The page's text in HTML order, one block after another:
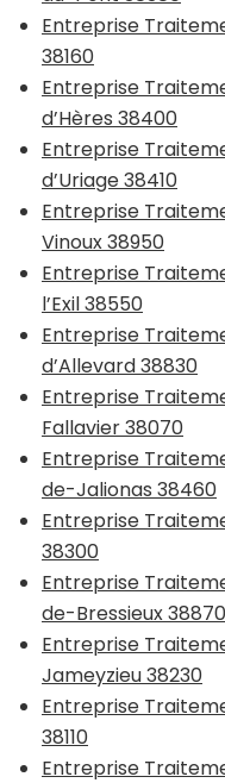
Entreprise
38160
Entreprise
d’Hères 38400
Entreprise
d’Uriage 38410
Entreprise
Vinoux 38950
Entreprise
l’Exil 38550
Entreprise
d’Allevard 38830
Entreprise
Fallavier 38070
Entreprise
de-Jalionas 38460
Entreprise
38300
Entreprise
de-Bressieux 38870
Entreprise
Jameyzieu 38230
Entreprise
38110
Entreprise